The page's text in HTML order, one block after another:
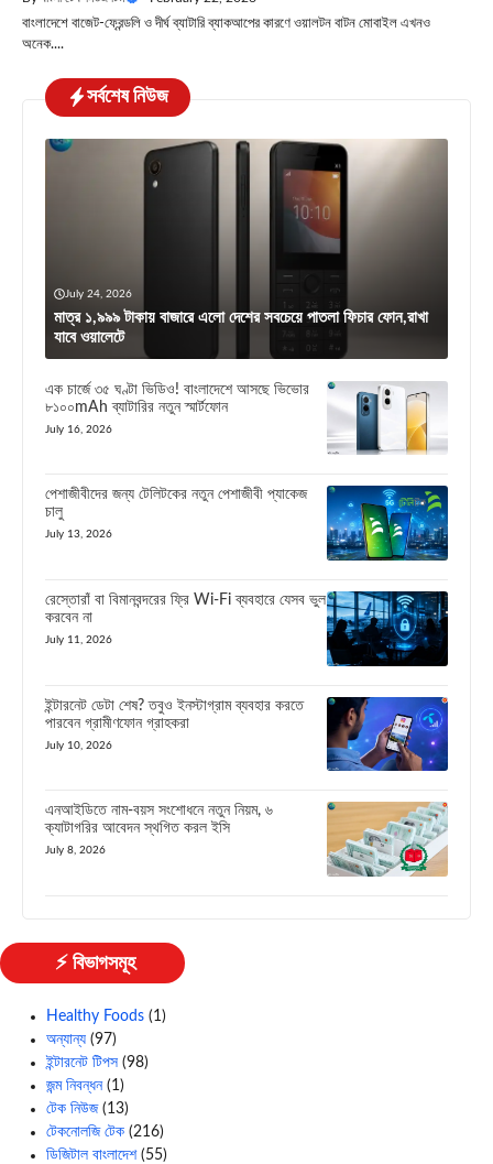
বাংলাদেশে বাজেট-ফ্রেন্ডলি ও দীর্ঘ ব্যাটারি ব্যাকআপের কারণে ওয়ালটন বাটন মোবাইল এখনও
অনেক....
সর্বশেষ নিউজ
July 24, 2026
মাত্র ১,৯৯৯ টাকায় বাজারে এলো দেশের সবচেয়ে পাতলা ফিচার ফোন,রাখা
যাবে ওয়ালেটে
এক চার্জে ৩৫ ঘণ্টা ভিডিও! বাংলাদেশে আসছে ভিভোর
৮১০০mAh ব্যাটারির নতুন স্মার্টফোন
July 16, 2026
পেশাজীবীদের জন্য টেলিটকের নতুন পেশাজীবী প্যাকেজ
চালু
July 13, 2026
রেস্তোরাঁ বা বিমানবন্দরের ফ্রি Wi-Fi ব্যবহারে যেসব ভুল
করবেন না
July 11, 2026
ইন্টারনেট ডেটা শেষ? তবুও ইনস্টাগ্রাম ব্যবহার করতে
পারবেন গ্রামীণফোন গ্রাহকরা
July 10, 2026
এনআইডিতে নাম-বয়স সংশোধনে নতুন নিয়ম, ৬
ক্যাটাগরির আবেদন স্থগিত করল ইসি
July 8, 2026
⚡ বিভাগসমূহ
Healthy Foods (1)
অন্যান্য (97)
ইন্টারনেট টিপস (98)
জন্ম নিবন্ধন(1)
টেক নিউজ(13)
টেকনোলজি টেক (216)
ডিজিটাল বাংলাদেশ(55)